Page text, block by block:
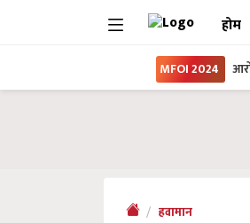
होम
MFOI 2024
हवामान